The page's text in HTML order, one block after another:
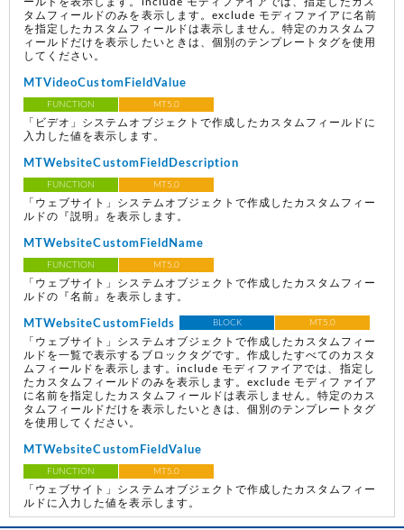
ールドを表示します。include モディファイアでは、指定したカス
タムフィールドのみを表示します。exclude モディファイアに名前
を指定したカスタムフィールドは表示しません。特定のカスタムフ
ィールドだけを表示したいときは、個別のテンプレートタグを使用
してください。
MTVideoCustomFieldValue
FUNCTION MT5.0
「ビデオ」システムオブジェクトで作成したカスタムフィールドに
入力した値を表示します。
MTWebsiteCustomFieldDescription
FUNCTION MT5.0
「ウェブサイト」システムオブジェクトで作成したカスタムフィー
ルドの『説明』を表示します。
MTWebsiteCustomFieldName
FUNCTION MT5.0
「ウェブサイト」システムオブジェクトで作成したカスタムフィー
ルドの『名前』を表示します。
MTWebsiteCustomFields BLOCK MT5.0
「ウェブサイト」システムオブジェクトで作成したカスタムフィー
ルドを一覧で表示するブロックタグです。作成したすべてのカスタ
ムフィールドを表示します。include モディファイアでは、指定し
たカスタムフィールドのみを表示します。exclude モディファイア
に名前を指定したカスタムフィールドは表示しません。特定のカス
タムフィールドだけを表示したいときは、個別のテンプレートタグ
を使用してください。
MTWebsiteCustomFieldValue
FUNCTION MT5.0
「ウェブサイト」システムオブジェクトで作成したカスタムフィー
ルドに入力した値を表示します。